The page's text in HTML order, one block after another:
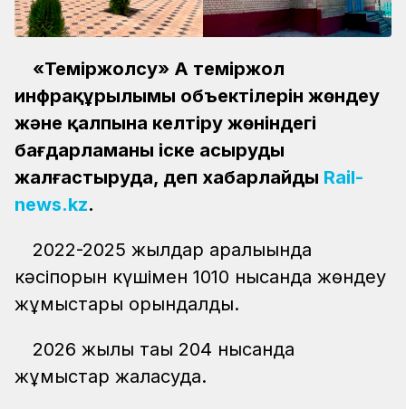
«Теміржолсу» АҚ теміржол
инфрақұрылымы объектілерін жөндеу
және қалпына келтіру жөніндегі
бағдарламаны іске асыруды
жалғастыруда, деп хабарлайды Rail-
news.kz.
2022-2025 жылдар аралығында
кәсіпорын күшімен 1010 нысанда жөндеу
жұмыстары орындалды.
2026 жылы тағы 204 нысанда
жұмыстар жалғасуда.